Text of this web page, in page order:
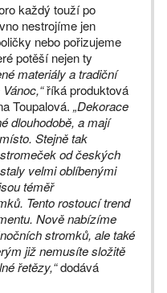
každý touží po
nestrojíme jen
nebo pořizujeme
potěší nejen ty
materiály a tradiční
říká produktová
Toupalová. „Dekorace
dlouhodobě, a mají
Stejně tak
od českých
velmi oblíbenými
téměř
Tento rostoucí trend
Nově nabízíme
stromků, ale také
již nemusíte složitě
řetězy,“dodává